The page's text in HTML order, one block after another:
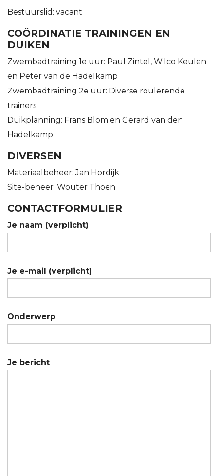
Bestuurslid: vacant
COÖRDINATIE TRAININGEN EN
DUIKEN
Zwembadtraining 1e uur: Paul Zintel, Wilco Keulen
en Peter van de Hadelkamp
Zwembadtraining 2e uur: Diverse roulerende
trainers
Duikplanning: Frans Blom en Gerard van den
Hadelkamp
DIVERSEN
Materiaalbeheer: Jan Hordijk
Site-beheer: Wouter Thoen
CONTACTFORMULIER
Je naam (verplicht)
Je e-mail (verplicht)
Onderwerp
Je bericht